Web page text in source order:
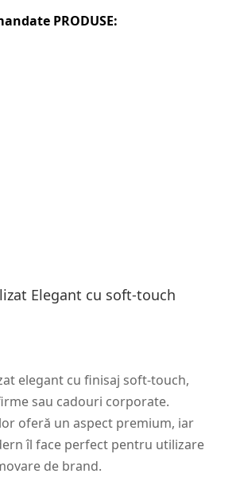
PRODUSE:
Elegant cu soft-touch
elegant cu finisaj soft-touch,
sau cadouri corporate.
oferă un aspect premium, iar
îl face perfect pentru utilizare
de brand.